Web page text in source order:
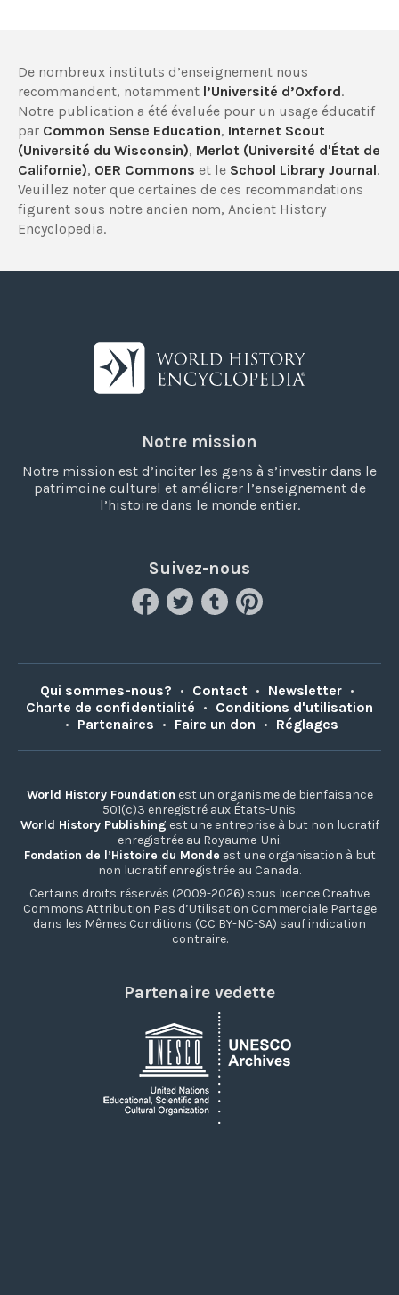
De nombreux instituts d’enseignement nous
recommandent, notamment l’Université d’Oxford.
Notre publication a été évaluée pour un usage éducatif
par Common Sense Education, Internet Scout
(Université du Wisconsin), Merlot (Université d'État de
Californie), OER Commons et le School Library Journal.
Veuillez noter que certaines de ces recommandations
figurent sous notre ancien nom, Ancient History
Encyclopedia.
Notre mission
Notre mission est d’inciter les gens à s’investir dans le
patrimoine culturel et améliorer l’enseignement de
l’histoire dans le monde entier.
Suivez-nous
Qui sommes-nous? • Contact • Newsletter •
Charte de confidentialité • Conditions d'utilisation
• Partenaires • Faire un don • Réglages
World History Foundation est un organisme de bienfaisance
501(c)3 enregistré aux États-Unis.
World History Publishing est une entreprise à but non lucratif
enregistrée au Royaume-Uni.
Fondation de l’Histoire du Monde est une organisation à but
non lucratif enregistrée au Canada.
Certains droits réservés (2009-2026) sous licence Creative
Commons Attribution Pas d’Utilisation Commerciale Partage
dans les Mêmes Conditions (CC BY-NC-SA) sauf indication
contraire.
Partenaire vedette